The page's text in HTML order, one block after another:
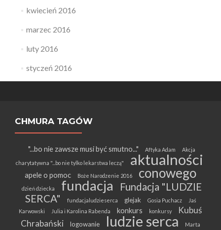
kwiecień 2016
marzec 2016
luty 2016
styczeń 2016
CHMURA TAGÓW
"...bo nie zawsze musi być smutno..." Aftyka Adam Akcja
charytatywna "...bo nie tylko lekarstwa leczą" aktualności
apele o pomoc Boże Narodzenie 2016 conowego
dzień dziecka fundacja
Fundacja "LUDZIE
SERCA"
fundacjaludzieserca glejak Gosia Puchacz
Jaś
Karwowski
Julia i Karolina Rabenda konkurs konkursy
Kubuś
Chrabański
logowanie ludzie serca
Marta